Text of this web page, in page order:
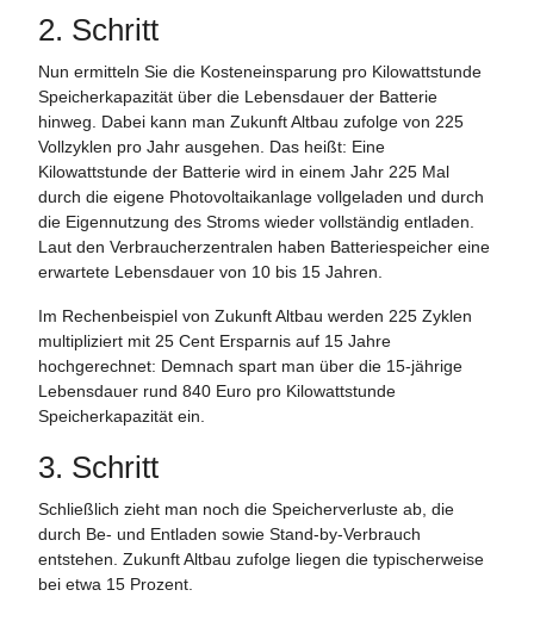
2. Schritt
Nun ermitteln Sie die Kosteneinsparung pro Kilowattstunde
Speicherkapazität über die Lebensdauer der Batterie
hinweg. Dabei kann man Zukunft Altbau zufolge von 225
Vollzyklen pro Jahr ausgehen. Das heißt: Eine
Kilowattstunde der Batterie wird in einem Jahr 225 Mal
durch die eigene Photovoltaikanlage vollgeladen und durch
die Eigennutzung des Stroms wieder vollständig entladen.
Laut den Verbraucherzentralen haben Batteriespeicher eine
erwartete Lebensdauer von 10 bis 15 Jahren.
Im Rechenbeispiel von Zukunft Altbau werden 225 Zyklen
multipliziert mit 25 Cent Ersparnis auf 15 Jahre
hochgerechnet: Demnach spart man über die 15-jährige
Lebensdauer rund 840 Euro pro Kilowattstunde
Speicherkapazität ein.
3. Schritt
Schließlich zieht man noch die Speicherverluste ab, die
durch Be- und Entladen sowie Stand-by-Verbrauch
entstehen. Zukunft Altbau zufolge liegen die typischerweise
bei etwa 15 Prozent.